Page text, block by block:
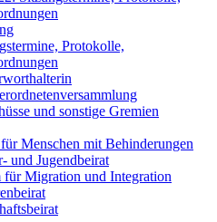
Protokolle,
und sonstige Gremien
Menschen mit Behinderungen
und Jugendbeirat
für Migration und Integration